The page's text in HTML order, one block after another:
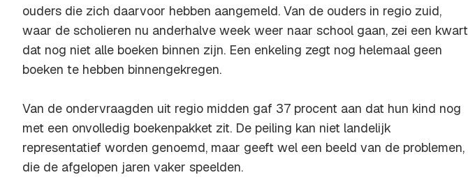
ouders die zich daarvoor hebben aangemeld. Van de ouders in regio zuid,
waar de scholieren nu anderhalve week weer naar school gaan, zei een kwart
dat nog niet alle boeken binnen zijn. Een enkeling zegt nog helemaal geen
boeken te hebben binnengekregen.
Van de ondervraagden uit regio midden gaf 37 procent aan dat hun kind nog
met een onvolledig boekenpakket zit. De peiling kan niet landelijk
representatief worden genoemd, maar geeft wel een beeld van de problemen,
die de afgelopen jaren vaker speelden.